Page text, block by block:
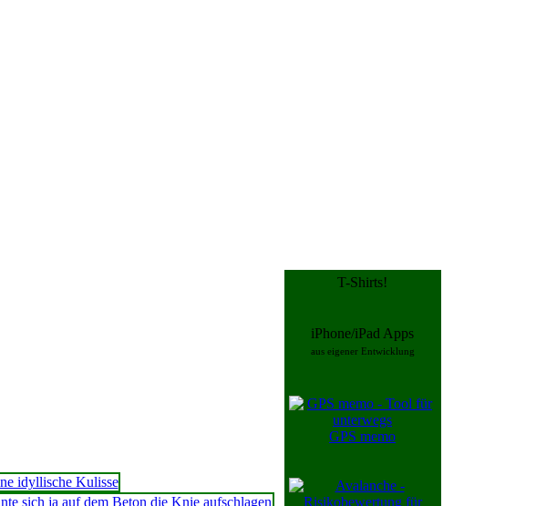
T-Shirts!
iPhone/iPad Apps
aus eigener Entwicklung
GPS memo